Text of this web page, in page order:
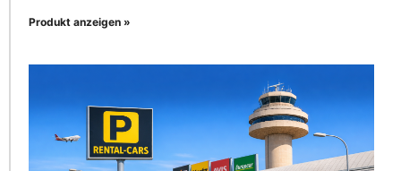
Produkt anzeigen »